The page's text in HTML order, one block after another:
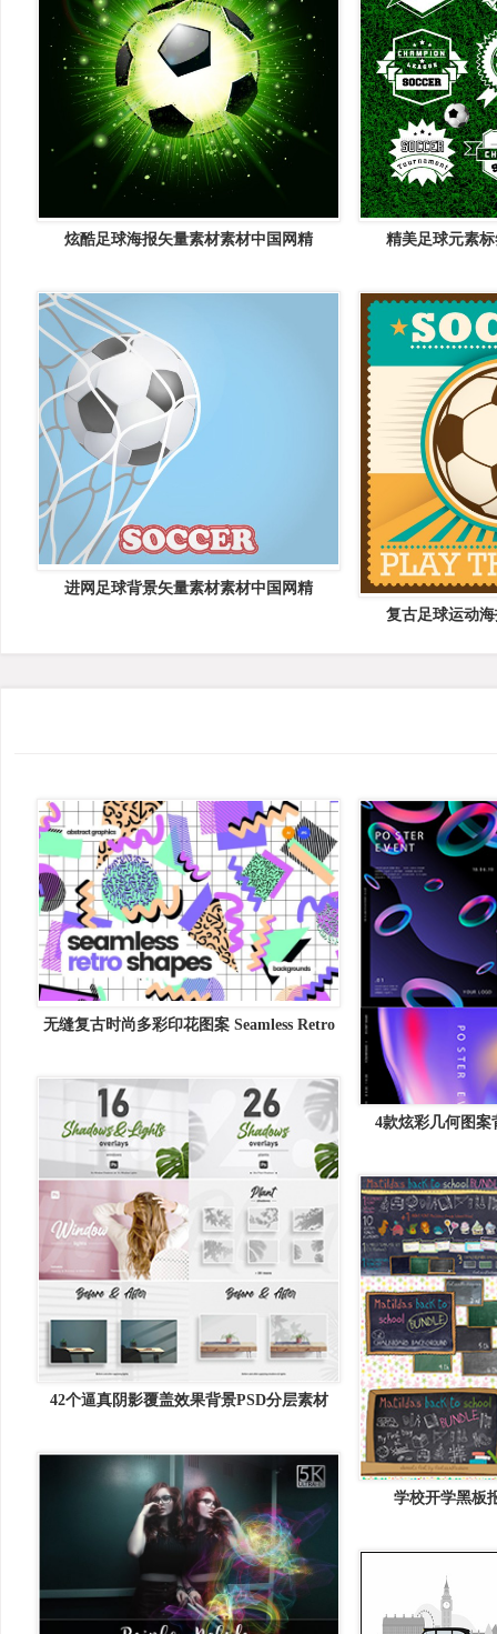
炫酷足球海报矢量素材素材中国网精 精美足球元素
进网足球背景矢量素材素材中国网精
复古足球运动
无缝复古时尚多彩印花图案 Seamless Retro
4款炫彩几何图案
42个逼真阴影覆盖效果背景PSD分层素材
学校开学黑板